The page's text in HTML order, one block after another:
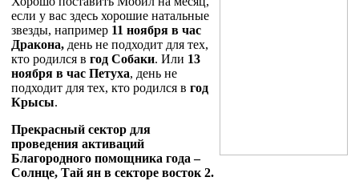
если у вас здесь хорошие натальные
звезды, например 11 ноября в час
Дракона, день не подходит для тех,
кто родился в год Собаки. Или 13
ноября в час Петуха, день не
подходит для тех, кто родился в год
Крысы.
Прекрасный сектор для
проведения активаций
Благородного помощника года –
Солнце, Тай ян в секторе восток 2.